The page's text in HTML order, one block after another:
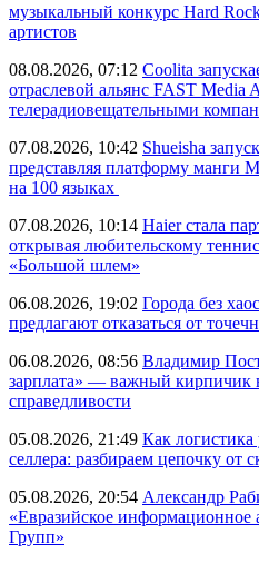
музыкальный конкурс Hard
артистов
08.08.2026, 07:12 Coolita
отраслевой альянс FAST
телерадиовещательными
07.08.2026, 10:42 Shueisha
представляя платформу
на 100 языках
07.08.2026, 10:14 Haier стала
открывая любительскому
«Большой шлем»
06.08.2026, 19:02 Города без
предлагают отказаться от
06.08.2026, 08:56 Владимир
зарплата» — важный кирпичик
справедливости
05.08.2026, 21:49 Как логистика
селлера: разбираем цепочку от
05.08.2026, 20:54 Александр
«Евразийское информационное
Групп»